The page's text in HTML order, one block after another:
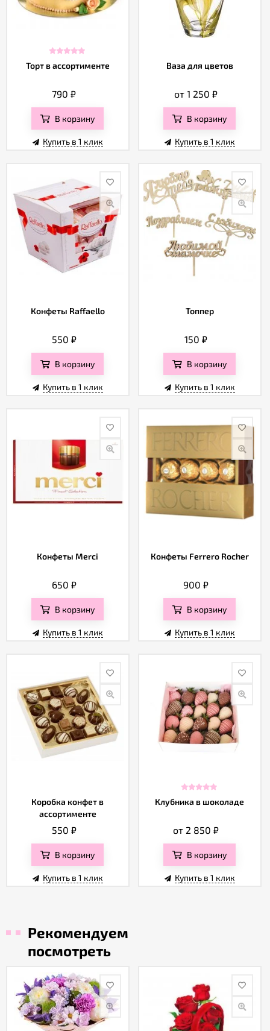
Торт в ассортименте
790₽
В корзину
Купить в 1 клик
Ваза для цветов
от 1 250₽
В корзину
Купить в 1 клик
Конфеты Raffaello
550 ₽
В корзину
Купить в 1 клик
Топпер
150₽
В корзину
Купить в 1 клик
Конфеты Merci
650 ₽
В корзину
Купить в 1 клик
Конфеты Ferrero Rocher
900₽
В корзину
Купить в 1 клик
Коробка конфет в
ассортименте
550 ₽
В корзину
Купить в 1 клик
Клубника в шоколаде
от 2 850₽
В корзину
Купить в 1 клик
Рекомендуем
посмотреть